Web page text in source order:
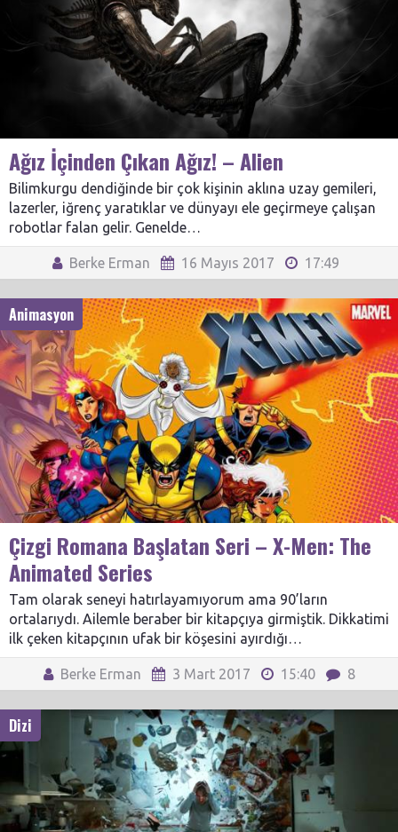
Ağız İçinden Çıkan Ağız! – Alien
Bilimkurgu dendiğinde bir çok kişinin aklına uzay gemileri,
lazerler, iğrenç yaratıklar ve dünyayı ele geçirmeye çalışan
robotlar falan gelir. Genelde…
Berke Erman 16 Mayıs 2017 17:49
Animasyon
Çizgi Romana Başlatan Seri – X-Men: The
Animated Series
Tam olarak seneyi hatırlayamıyorum ama 90’ların
ortalarıydı. Ailemle beraber bir kitapçıya girmiştik. Dikkatimi
ilk çeken kitapçının ufak bir köşesini ayırdığı…
Berke Erman 3 Mart 2017 15:40 8
Dizi